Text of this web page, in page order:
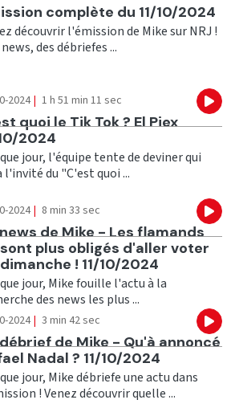
complète du 11/10/2024
découvrir l'émission de Mike sur NRJ !
des débriefes ...
2024 | 1 h 51 min 11 sec
quoi le Tik Tok ? El Piex
2024
jour, l'équipe tente de deviner qui
l'invité du "C'est quoi ...
2024 | 8 min 33 sec
de Mike - Les flamands
plus obligés d'aller voter
! 11/10/2024
jour, Mike fouille l'actu à la
des news les plus ...
2024 | 3 min 42 sec
de Mike - Qu'à annoncé
Nadal ? 11/10/2024
jour, Mike débriefe une actu dans
! Venez découvrir quelle ...